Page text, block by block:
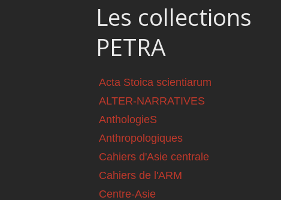
Les collections
PETRA
Acta Stoica scientiarum
ALTER-NARRATIVES
AnthologieS
Anthropologiques
Cahiers d'Asie centrale
Cahiers de l'ARM
Centre-Asie